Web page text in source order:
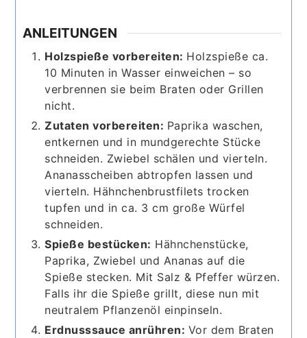
ANLEITUNGEN
Holzspieße vorbereiten: Holzspieße ca.
10 Minuten in Wasser einweichen – so
verbrennen sie beim Braten oder Grillen
nicht.
Zutaten vorbereiten: Paprika waschen,
entkernen und in mundgerechte Stücke
schneiden. Zwiebel schälen und vierteln.
Ananasscheiben abtropfen lassen und
vierteln. Hähnchenbrustfilets trocken
tupfen und in ca. 3 cm große Würfel
schneiden.
Spieße bestücken: Hähnchenstücke,
Paprika, Zwiebel und Ananas auf die
Spieße stecken. Mit Salz & Pfeffer würzen.
Falls ihr die Spieße grillt, diese nun mit
neutralem Pflanzenöl einpinseln.
Erdnusssauce anrühren: Vor dem Braten